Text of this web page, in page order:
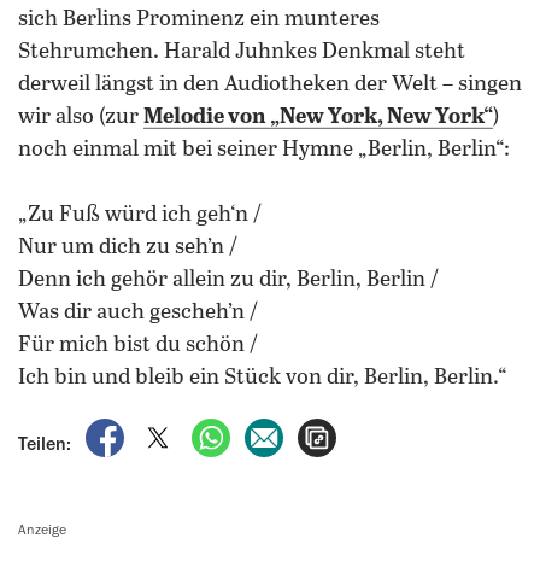
sich Berlins Prominenz ein munteres
Stehrumchen. Harald Juhnkes Denkmal steht
derweil längst in den Audiotheken der Welt – singen
wir also (zur Melodie von „New York, New York“)
noch einmal mit bei seiner Hymne „Berlin, Berlin“:
„Zu Fuß würd ich geh‘n /
Nur um dich zu seh’n /
Denn ich gehör allein zu dir, Berlin, Berlin /
Was dir auch gescheh’n /
Für mich bist du schön /
Ich bin und bleib ein Stück von dir, Berlin, Berlin.“
Teilen:
auf Facebook teilen
auf X teilenper WhatsApp teilen
per E-Mail teilen
Anzeige